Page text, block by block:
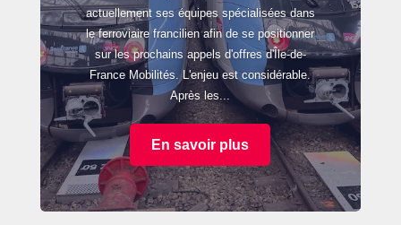
actuellement ses équipes spécialisées dans
le ferroviaire francilien afin de se positionner
sur les prochains appels d'offres d'Île-de-
France Mobilités. L'enjeu est considérable.
Après les...
En savoir plus